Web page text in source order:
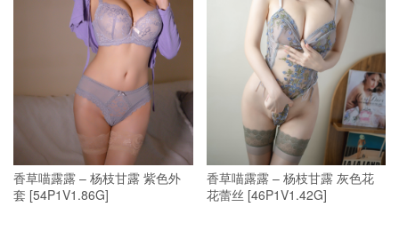
香草喵露露 – 杨枝甘露 紫色外
套 [54P1V1.86G]
香草喵露露 – 杨枝甘露 灰色花
花蕾丝 [46P1V1.42G]